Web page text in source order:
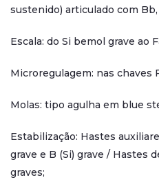
sustenido) articulado com
Escala: do Si bemol grave ao
Microregulagem: nas chaves
Molas: tipo agulha em blue
Estabilização: Hastes
grave e B (Si) grave / Hastes
graves;